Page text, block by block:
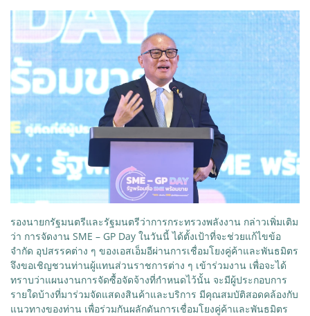
รองนายกรัฐมนตรีและรัฐมนตรีว่าการกระทรวงพลังงาน กล่าวเพิ่มเติม
ว่า การจัดงาน SME – GP Day ในวันนี้ ได้ตั้งเป้าที่จะช่วยแก้ไขข้อ
จำกัด อุปสรรคต่าง ๆ ของเอสเอ็มอีผ่านการเชื่อมโยงคู่ค้าและพันธมิตร
จึงขอเชิญชวนท่านผู้แทนส่วนราชการต่าง ๆ เข้าร่วมงาน เพื่อจะได้
ทราบว่าแผนงานการจัดซื้อจัดจ้างที่กำหนดไว้นั้น จะมีผู้ประกอบการ
รายใดบ้างที่มาร่วมจัดแสดงสินค้าและบริการ มีคุณสมบัติสอดคล้องกับ
แนวทางของท่าน เพื่อร่วมกันผลักดันการเชื่อมโยงคู่ค้าและพันธมิตร